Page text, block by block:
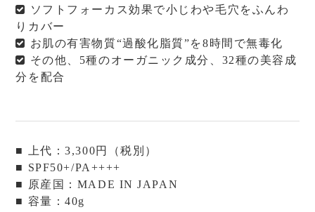
ソフトフォーカス効果で小じわや毛穴をふんわ
りカバー
お肌の有害物質“過酸化脂質”を8時間で無毒化
その他、5種のオーガニック成分、32種の美容成
分を配合
■ 上代：3,300円（税別）
■ SPF50+/PA++++
■ 原産国：MADE IN JAPAN
■ 容量：40g